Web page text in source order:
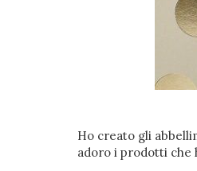
Ho creato gli
adoro i prodotti che